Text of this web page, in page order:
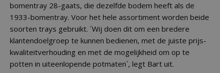
bomentray 28-gaats, die dezelfde bodem heeft als de
1933-bomentray. Voor het hele assortiment worden beide
soorten trays gebruikt. ´Wij doen dit om een bredere
klantendoelgroep te kunnen bedienen, met de juiste prijs-
kwaliteitverhouding en met de mogelijkheid om op te
potten in uiteenlopende potmaten´, legt Bart uit.